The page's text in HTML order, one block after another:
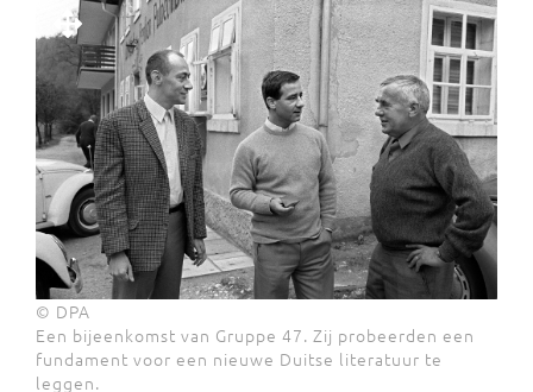
© DPA
Een bijeenkomst van Gruppe 47. Zij probeerden een
fundament voor een nieuwe Duitse literatuur te
leggen.